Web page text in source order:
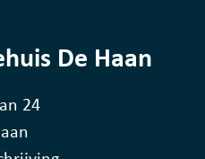
De Haan
24